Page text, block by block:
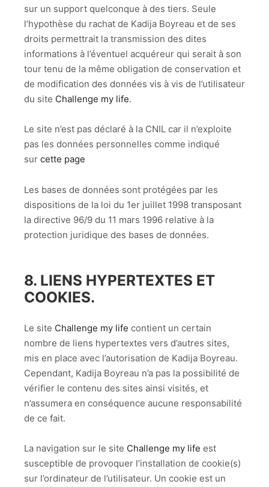
sur un support quelconque à des tiers. Seule
l’hypothèse du rachat de Kadija Boyreau et de ses
droits permettrait la transmission des dites
informations à l’éventuel acquéreur qui serait à son
tour tenu de la même obligation de conservation et
de modification des données vis à vis de l’utilisateur
du site Challenge my life.
Le site n’est pas déclaré à la CNIL car il n’exploite
pas les données personnelles comme indiqué
sur cette page
Les bases de données sont protégées par les
dispositions de la loi du 1er juillet 1998 transposant
la directive 96/9 du 11 mars 1996 relative à la
protection juridique des bases de données.
8. LIENS HYPERTEXTES ET
COOKIES.
Le site Challenge my life contient un certain
nombre de liens hypertextes vers d’autres sites,
mis en place avec l’autorisation de Kadija Boyreau.
Cependant, Kadija Boyreau n’a pas la possibilité de
vérifier le contenu des sites ainsi visités, et
n’assumera en conséquence aucune responsabilité
de ce fait.
La navigation sur le site Challenge my life est
susceptible de provoquer l’installation de cookie(s)
sur l’ordinateur de l’utilisateur. Un cookie est un